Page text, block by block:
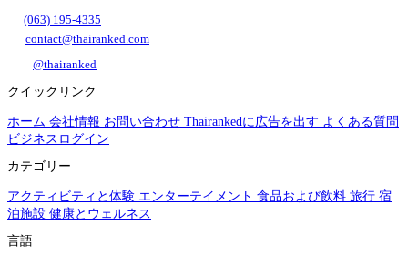
(063) 195-4335
contact@thairanked.com
@thairanked
クイックリンク
ホーム 会社情報 お問い合わせ Thairankedに広告を出す よくある質問
ビジネスログイン
カテゴリー
アクティビティと体験 エンターテイメント 食品および飲料 旅行 宿
泊施設 健康とウェルネス
言語